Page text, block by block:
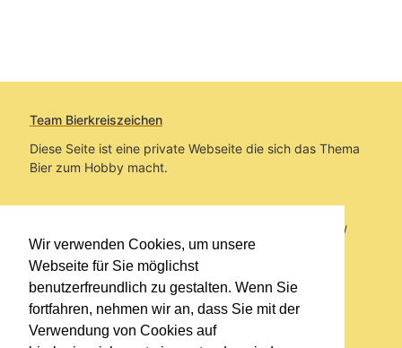
Wir verwenden Cookies, um unsere
Webseite für Sie möglichst
benutzerfreundlich zu gestalten. Wenn Sie
fortfahren, nehmen wir an, dass Sie mit der
Verwendung von Cookies auf
Team Bierkreiszeichen
Diese Seite ist eine private Webseite die sich das Thema
Bier zum Hobby macht.
Sie befinden sich auf https://www.bierkreiszeichen.at/
im Pfad:Bierkreiszeichen/Gesammelte Biere
Erstellt: 2026-08-06
Links